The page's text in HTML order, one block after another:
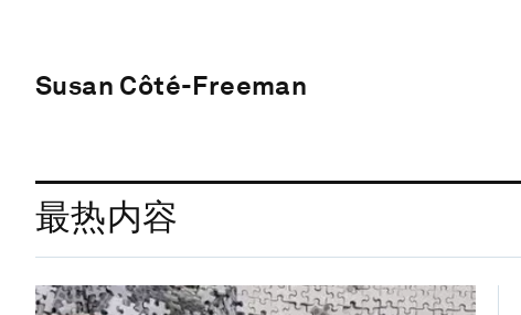
Susan Côté-Freeman
最热内容